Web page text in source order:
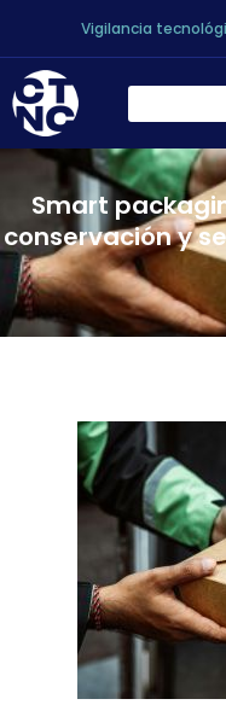
Vigilancia
Smart
conservación y